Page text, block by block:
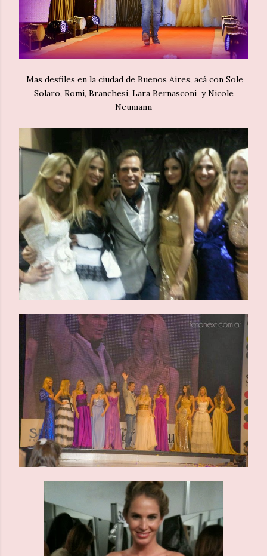
Mas desfiles en la ciudad de Buenos Aires, acá con Sole
Solaro, Romi, Branchesi, Lara Bernasconi y Nicole
Neumann